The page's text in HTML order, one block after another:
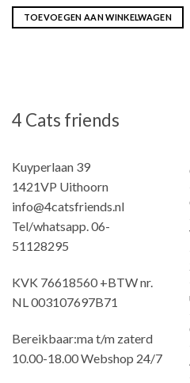
TOEVOEGEN AAN WINKELWAGEN
4 Cats friends
Kuyperlaan 39
1421VP Uithoorn
info@4catsfriends.nl
Tel/whatsapp. 06-
51128295
KVK 76618560 +BTW nr.
NL 003107697B71
Bereikbaar:ma t/m zaterd
10.00-18.00 Webshop 24/7